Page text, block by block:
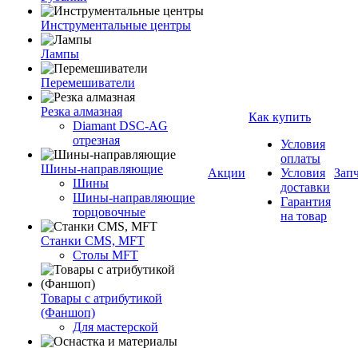
Инструментальные центры
Лампы
Перемешиватели
Резка алмазная
Diamant DSC-AG
отрезная
Шины-направляющие
Шины
Шины-направляющие
торцовочные
Станки CMS, MFT
Столы MFT
Товары с атрибутикой
(Фаншоп)
Для мастерской
Акции
Как купить
Условия
оплаты
Условия
доставки
Гарантия
на товар